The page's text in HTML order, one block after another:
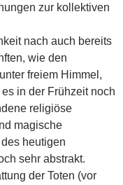
zur kollektiven
nach auch bereits
wie den
freiem Himmel,
in der Frühzeit noch
religiöse
magische
heutigen
sehr abstrakt.
der Toten (vor